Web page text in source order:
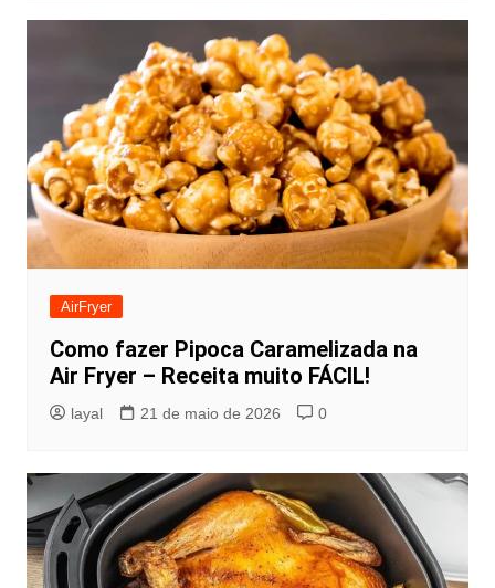
AirFryer
Como fazer Pipoca Caramelizada na
Air Fryer – Receita muito FÁCIL!
layal 21 de maio de 2026 0